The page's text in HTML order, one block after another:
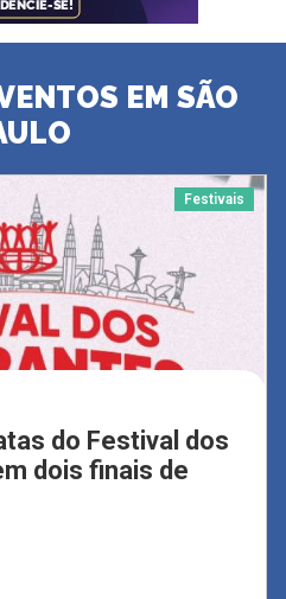
EM SÃO
Festivais
do Festival dos
dois finais de